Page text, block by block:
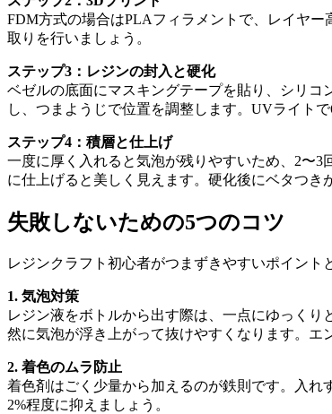
FDM方式の場合はPLAフィラメントで、レイヤー
取りを行いましょう。
ステップ3：レジンの封入と硬化
ベゼルの底面にマスキングテープを貼り、シリ
し、つまようじで位置を調整します。UVライトで
ステップ4：積層と仕上げ
一度に厚く入れると気泡が残りやすいため、2〜
に仕上げると美しく見えます。硬化後にベタつき
失敗しないための5つのコツ
レジンクラフト初心者がつまずきやすいポイント
1. 気泡対策
レジン液をボトルから出す際は、一点にゆっく
然に気泡が浮き上がって抜けやすくなります。エ
2. 着色のムラ防止
着色剤はごく少量から加えるのが鉄則です。入
2%程度に抑えましょう。